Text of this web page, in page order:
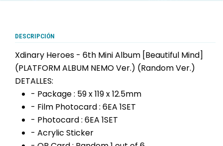
DESCRIPCIÓN
Xdinary Heroes - 6th Mini Album [Beautiful Mind]
(PLATFORM ALBUM NEMO Ver.) (Random Ver.)
DETALLES:
- Package : 59 x 119 x 12.5mm
- Film Photocard : 6EA 1SET
- Photocard : 6EA 1SET
- Acrylic Sticker